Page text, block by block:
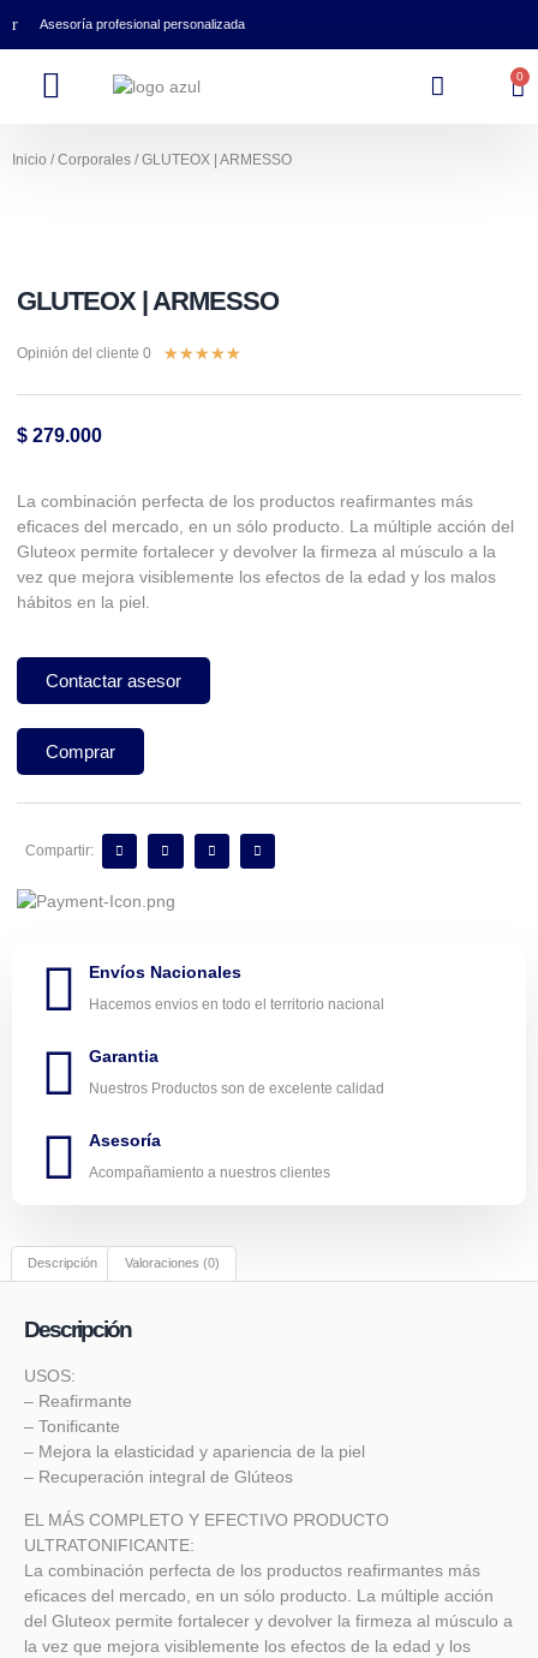
Asesoría profesional personalizada
0
Inicio /Corporales / GLUTEOX | ARMESSO
GLUTEOX | ARMESSO
Opinión del cliente 0 ★★★★★
$ 279.000
La combinación perfecta de los productos reafirmantes más
eficaces del mercado, en un sólo producto. La múltiple acción del
Gluteox permite fortalecer y devolver la firmeza al músculo a la
vez que mejora visiblemente los efectos de la edad y los malos
hábitos en la piel.
Contactar asesor
Comprar
Compartir:
Envíos Nacionales
Hacemos envios en todo el territorio nacional
Garantia
Nuestros Productos son de excelente calidad
Asesoría
Acompañamiento a nuestros clientes
Descripción Valoraciones (0)
Descripción
USOS:
– Reafirmante
– Tonificante
– Mejora la elasticidad y apariencia de la piel
– Recuperación integral de Glúteos
EL MÁS COMPLETO Y EFECTIVO PRODUCTO
ULTRATONIFICANTE:
La combinación perfecta de los productos reafirmantes más
eficaces del mercado, en un sólo producto. La múltiple acción
del Gluteox permite fortalecer y devolver la firmeza al músculo a
la vez que mejora visiblemente los efectos de la edad y los